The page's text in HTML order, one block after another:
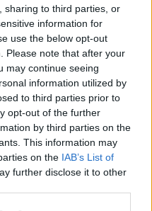
sharing to third parties, or
information for
use the below opt-out
Please note that after your
may continue seeing
information utilized by
to third parties prior to
opt-out of the further
by third parties on the
This information may
on the IAB’s List of
further disclose it to other
por su
fácilmente contenido de
locales, sino también de
añadiendo plugins
P2P.Diseñado
multimedia XBMC,
alberga una
para el acceso,
de contenido
incluyendo archivos